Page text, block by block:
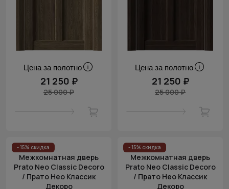
Цена за полотно
21 250 ₽
25 000 ₽
Цена за полотно
21 250 ₽
25 000 ₽
- 15% скидка
Межкомнатная дверь
Prato Neo Classic Decoro
/ Прато Нео Классик
Декоро
- 15% скидка
Межкомнатная дверь
Prato Neo Classic Decoro
/ Прато Нео Классик
Декоро